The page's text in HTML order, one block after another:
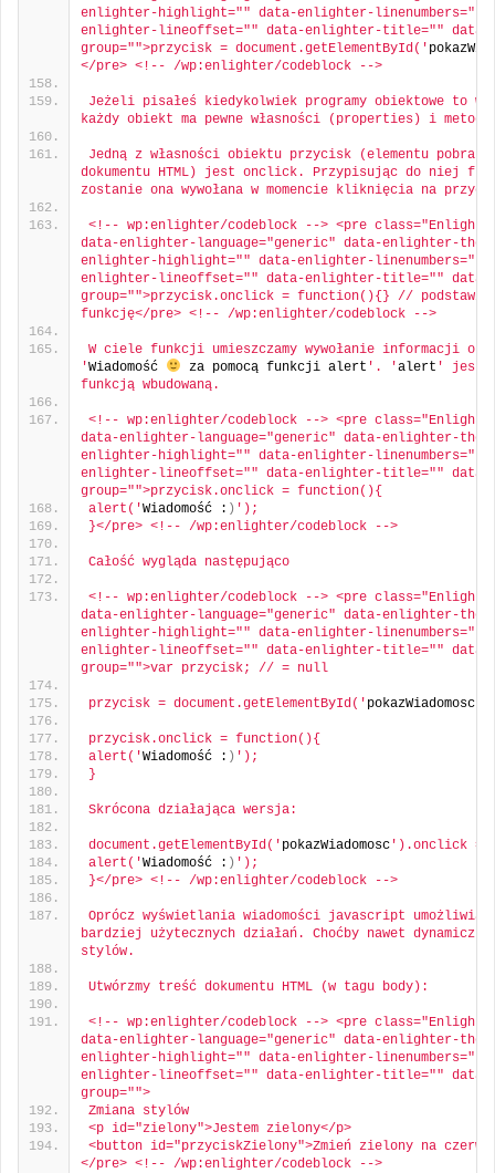
enlighter-highlight="" data-enlighter-linenumbers=""
enlighter-lineoffset="" data-enlighter-title="" data-
group="">przycisk = document.getElementById('
</pre> <!-- /wp:enlighter/codeblock -->
Jeżeli pisałeś kiedykolwiek programy obiektowe to
każdy obiekt ma pewne własności (properties) i
Jedną z własności obiektu przycisk (elementu
dokumentu HTML) jest onclick. Przypisując do niej
zostanie ona wywołana w momencie kliknięcia na
<!-- wp:enlighter/codeblock --> <pre
data-enlighter-language="generic" data-enlighter-
enlighter-highlight="" data-enlighter-linenumbers=""
enlighter-lineoffset="" data-enlighter-title="" data-
group="">przycisk.onclick = function(){} //
funkcję</pre> <!-- /wp:enlighter/codeblock -->
W ciele funkcji umieszczamy wywołanie informacji o
'Wiadomość za pomocą funkcji alert '. 'alert ' jest
funkcją wbudowaną.
<!-- wp:enlighter/codeblock --> <pre
data-enlighter-language="generic" data-enlighter-
enlighter-highlight="" data-enlighter-linenumbers=""
enlighter-lineoffset="" data-enlighter-title="" data-
group="">przycisk.onclick = function(){
alert('Wiadomość : ) ');
}</pre> <!-- /wp:enlighter/codeblock -->
Całość wygląda następująco
<!-- wp:enlighter/codeblock --> <pre
data-enlighter-language="generic" data-enlighter-
enlighter-highlight="" data-enlighter-linenumbers=""
enlighter-lineoffset="" data-enlighter-title="" data-
group="">var przycisk; // = null
przycisk = document.getElementById(' pokazWiadomosc
przycisk.onclick = function(){
alert('Wiadomość : ) ');
}
Skrócona działająca wersja:
document.getElementById(' pokazWiadomosc ').onclick =
alert('Wiadomość : ) ');
}</pre> <!-- /wp:enlighter/codeblock -->
Oprócz wyświetlania wiadomości javascript umożliwia
bardziej użytecznych działań. Choćby nawet dynamiczna
stylów.
Utwórzmy treść dokumentu HTML (w tagu body):
<!-- wp:enlighter/codeblock --> <pre
data-enlighter-language="generic" data-enlighter-
enlighter-highlight="" data-enlighter-linenumbers=""
enlighter-lineoffset="" data-enlighter-title="" data-
group="">
Zmiana stylów
<p id="zielony">Jestem zielony</p>
<button id="przyciskZielony">Zmień zielony na
</pre> <!-- /wp:enlighter/codeblock -->